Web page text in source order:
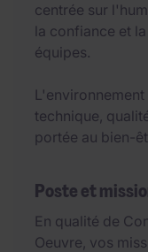
centrée sur
la confiance et
équipes.
technique,
portée au bien-
Poste et
En qualité de
Oeuvre, vos